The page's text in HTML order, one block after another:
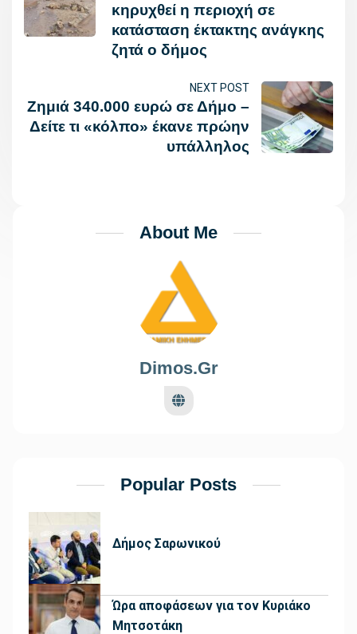
κηρυχθεί η περιοχή σε
κατάσταση έκτακτης ανάγκης
ζητά ο δήμος
NEXT POST
Ζημιά 340.000 ευρώ σε Δήμο –
Δείτε τι «κόλπο» έκανε πρώην
υπάλληλος
About Me
Dimos.gr
Popular Posts
Δήμος Σαρωνικού
Ώρα αποφάσεων για τον Κυριάκο
Μητσοτάκη